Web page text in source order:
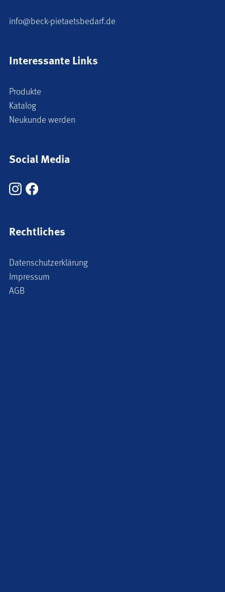
info@beck-pietaetsbedarf.de
Interessante Links
Produkte
Katalog
Neukunde werden
Social Media
Rechtliches
Datenschutzerklärung
Impressum
AGB